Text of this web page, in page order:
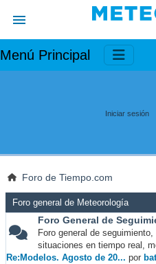
Menú Principal
Iniciar sesión
Foro de Tiempo.com
Foro general de Meteorología
Foro General de
Foro general de
situaciones en tiempo real,
Re:Modelos. Agosto de 20... por